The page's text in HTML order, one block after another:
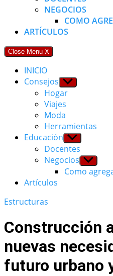
NEGOCIOS
COMO
ARTÍCULOS
Close Menu X
INICIO
Consejos Show
sub
menu
Hogar
Viajes
Moda
Herramientas
Educación Show
sub
menu
Docentes
Negocios Show
sub
menu
Como
Artículos
Estructuras
Construcción
nuevas
futuro urbano